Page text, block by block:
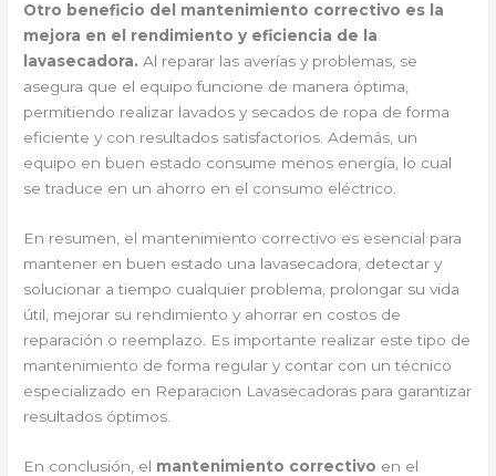
Otro beneficio del mantenimiento correctivo es la
mejora en el rendimiento y eficiencia de la
lavasecadora. Al reparar las averías y problemas, se
asegura que el equipo funcione de manera óptima,
permitiendo realizar lavados y secados de ropa de forma
eficiente y con resultados satisfactorios. Además, un
equipo en buen estado consume menos energía, lo cual
se traduce en un ahorro en el consumo eléctrico.
En resumen, el mantenimiento correctivo es esencial para
mantener en buen estado una lavasecadora, detectar y
solucionar a tiempo cualquier problema, prolongar su vida
útil, mejorar su rendimiento y ahorrar en costos de
reparación o reemplazo. Es importante realizar este tipo de
mantenimiento de forma regular y contar con un técnico
especializado en Reparacion Lavasecadoras para garantizar
resultados óptimos.
En conclusión, el mantenimiento correctivo en el